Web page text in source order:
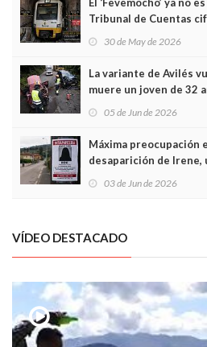
El ‘Fevemocho’ ya no
Tribunal de Cuentas
sobrecoste de los
30 de May de 2026
La variante de Avilés
muere un joven de 32
frontal
05 de Jun de 2026
Máxima preocupación
desaparición de Irene,
03 de Jun de 2026
VÍDEO DESTACADO